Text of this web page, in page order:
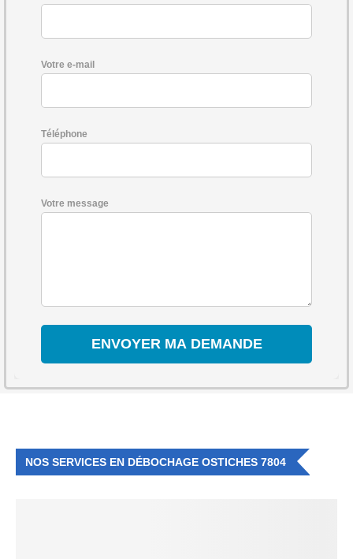
Votre e-mail
Téléphone
Votre message
NOS SERVICES EN DÉBOCHAGE OSTICHES 7804